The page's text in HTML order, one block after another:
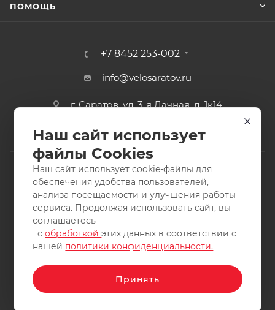
ПОМОЩЬ
+7 8452 253-002
info@velosaratov.ru
г. Саратов, ул. 3-я Дачная, д. 1к14
2011-2026 © интернет-магазин спортивных товаров
ВелоСаратов. Не является публичной офертой. Все права
защищены. Заимствование материалов и фотографий
запрещено.
Наш сайт использует
файлы Cookies
Наш сайт использует cookie-файлы для
обеспечения удобства пользователей,
анализа посещаемости и улучшения работы
сервиса. Продолжая использовать сайт, вы
соглашаетесь
собработкойэтих данных в соответствии с
нашей политики конфиденциальности.
Принять